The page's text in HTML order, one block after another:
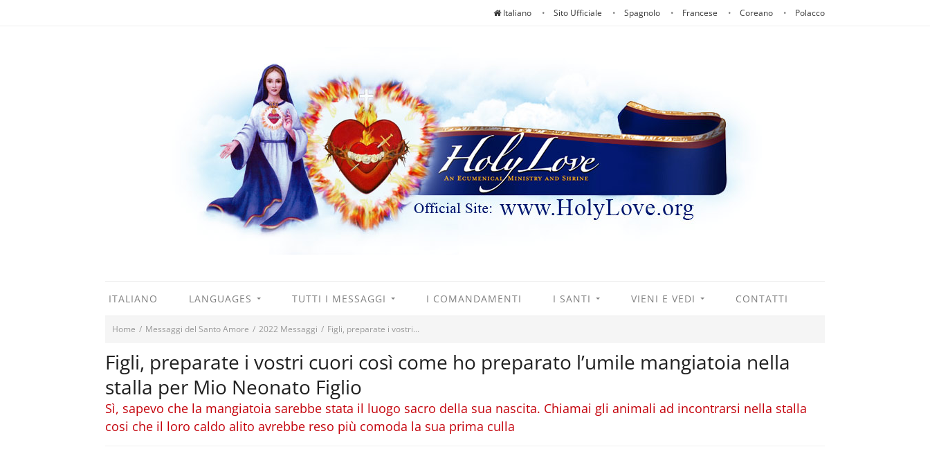
Italiano Sito Ufficiale Spagnolo Francese Coreano Polacco
ITALIANO LANGUAGES TUTTI I MESSAGGI I COMANDAMENTI I SANTI VIENI E VEDI CONTATTI
Home / Messaggi del Santo Amore / 2022 Messaggi / Figli, preparate i vostri...
Figli, preparate i vostri cuori così come ho preparato l’umile mangiatoia nella
stalla per Mio Neonato Figlio
Sì, sapevo che la mangiatoia sarebbe stata il luogo sacro della sua nascita. Chiamai gli animali ad incontrarsi nella stalla
cosi che il loro caldo alito avrebbe reso più comoda la sua prima culla